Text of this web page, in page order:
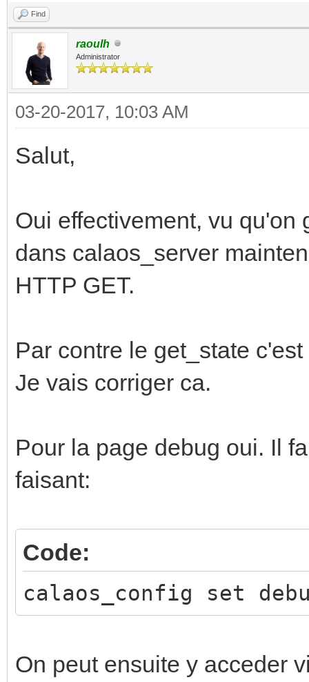
Find
raoulh
Administrator
03-20-2017, 10:03 AM
Salut,
Oui effectivement, vu qu'on
dans calaos_server
HTTP GET.
Par contre le get_state
Je vais corriger ca.
Pour la page debug oui. Il
faisant:
Code:
calaos_config set
On peut ensuite y acceder